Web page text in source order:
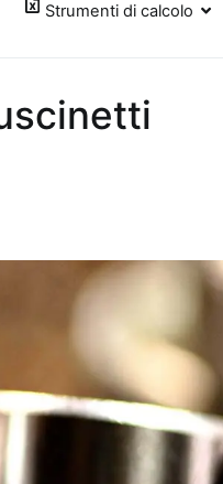
Strumenti di calcolo